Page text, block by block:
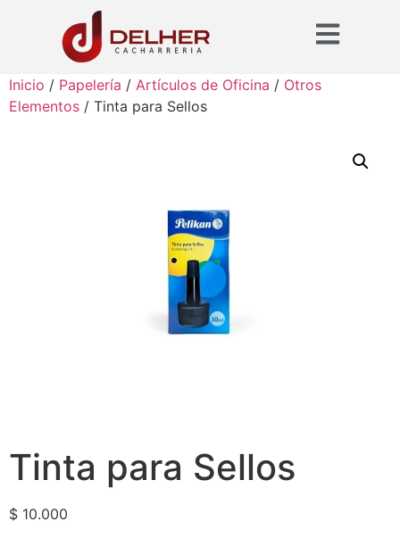
Inicio / Papelería / Artículos de Oficina / Otros
Elementos / Tinta para Sellos
Tinta para Sellos
$ 10.000